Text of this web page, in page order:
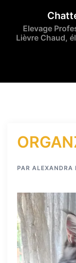
contenuElevage
Lièvre Chaud,
PAR ALEXANDRA